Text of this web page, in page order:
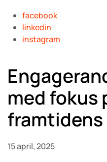
facebook
linkedin
instagram
med fokus
15 april, 2025